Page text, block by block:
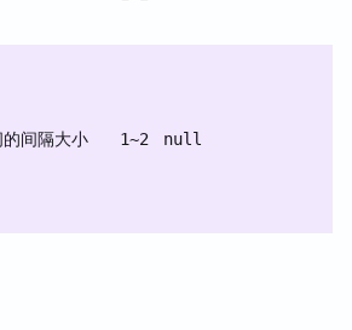
间隔大小 1~2 null